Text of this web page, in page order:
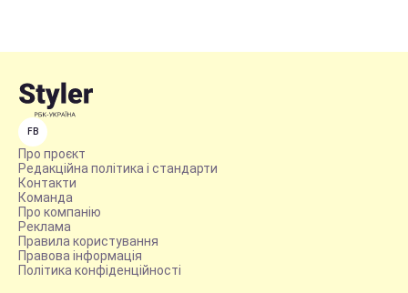
FB
Про проєкт
Редакційна політика і стандарти
Контакти
Команда
Про компанію
Реклама
Правила користування
Правова інформація
Політика конфіденційності